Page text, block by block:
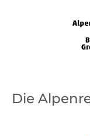
Die